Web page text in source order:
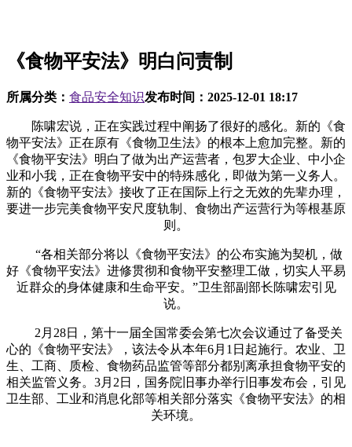
《食物平安法》明白问责制
所属分类： 食品安全知识发布时间： 2025-12-01 18:17
陈啸宏说，正在实践过程中阐扬了很好的感化。新的《食
物平安法》正在原有《食物卫生法》的根本上愈加完整。新的
《食物平安法》明白了做为出产运营者，包罗大企业、中小企
业和小我，正在食物平安中的特殊感化，即做为第一义务人。
新的《食物平安法》接收了正在国际上行之无效的先辈办理，
要进一步完美食物平安尺度轨制、食物出产运营行为等根基原
则。
“各相关部分将以《食物平安法》的公布实施为契机，做
好《食物平安法》进修贯彻和食物平安整理工做，切实人平易
近群众的身体健康和生命平安。”卫生部副部长陈啸宏引见
说。
2月28日，第十一届全国常委会第七次会议通过了备受关
心的《食物平安法》，该法令从本年6月1日起施行。农业、卫
生、工商、质检、食物药品监管等部分都别离承担食物平安的
相关监管义务。3月2日，国务院旧事办举行旧事发布会，引见
卫生部、工业和消息化部等相关部分落实《食物平安法》的相
关环境。